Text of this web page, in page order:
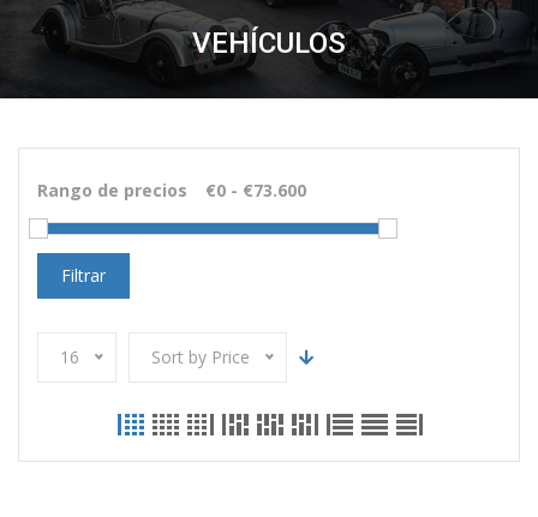
VEHÍCULOS
Rango de precios
Filtrar
16 Sort by Price